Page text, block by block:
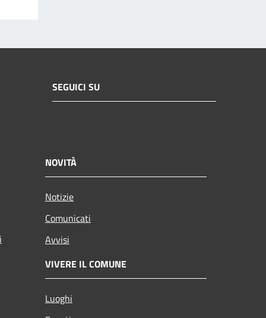
SEGUICI SU
NOVITÀ
Notizie
Comunicati
Avvisi
VIVERE IL COMUNE
Luoghi